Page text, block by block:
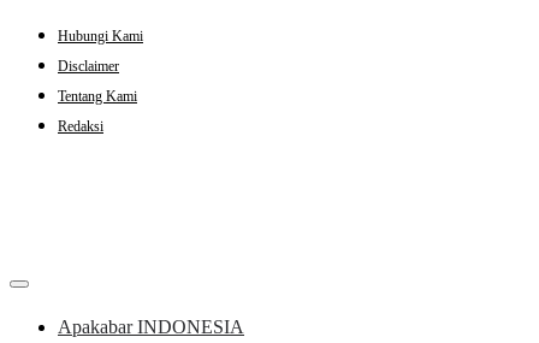
Skip
content
Hubungi Kami
Disclaimer
Tentang Kami
Redaksi
Apakabar INDONESIA